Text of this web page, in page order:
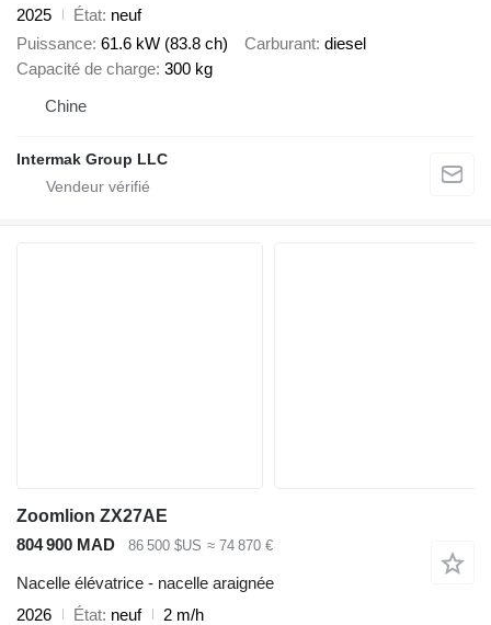
2025
État neuf
Puissance 61.6 kW (83.8 ch) Carburant diesel
Capacité de charge 300 kg
Chine
Intermak Group LLC
Zoomlion ZX27AE
804 900 MAD
86 500 $US ≈ 74 870 €
Nacelle élévatrice - nacelle araignée
2026
État neuf
2 m/h